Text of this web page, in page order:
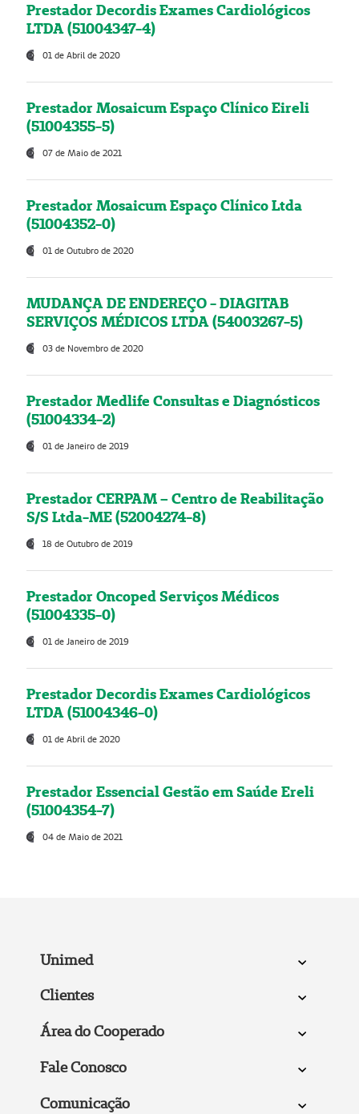
Prestador Decordis Exames Cardiológicos
LTDA (51004347-4)
01 de Abril de 2020
Prestador Mosaicum Espaço Clínico Eireli
(51004355-5)
07 de Maio de 2021
Prestador Mosaicum Espaço Clínico Ltda
(51004352-0)
01 de Outubro de 2020
MUDANÇA DE ENDEREÇO - DIAGITAB
SERVIÇOS MÉDICOS LTDA (54003267-5)
03 de Novembro de 2020
Prestador Medlife Consultas e Diagnósticos
(51004334-2)
01 de Janeiro de 2019
Prestador CERPAM – Centro de Reabilitação
S/S Ltda-ME (52004274-8)
18 de Outubro de 2019
Prestador Oncoped Serviços Médicos
(51004335-0)
01 de Janeiro de 2019
Prestador Decordis Exames Cardiológicos
LTDA (51004346-0)
01 de Abril de 2020
Prestador Essencial Gestão em Saúde Ereli
(51004354-7)
04 de Maio de 2021
Unimed
Clientes
Área do Cooperado
Fale Conosco
Comunicação